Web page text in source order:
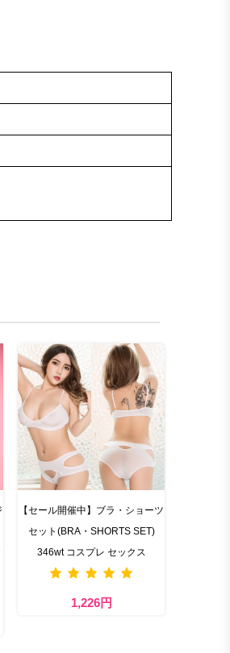
【セール開催中】ブラ・ショーツ
セット(BRA・SHORTS SET)
346wt コスプレ セックス
1,226円